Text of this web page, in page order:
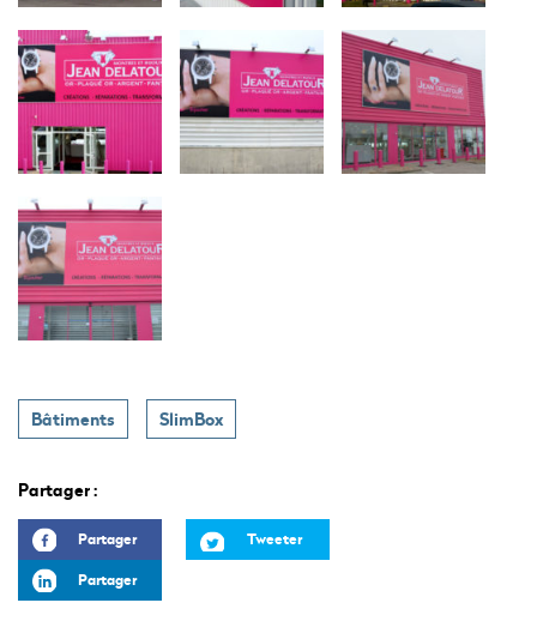
Bâtiments SlimBox
Partager :
Partager
Tweeter
Partager